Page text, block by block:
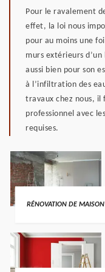
Pour le ravalement
effet, la loi nous
pour au moins une
murs extérieurs
aussi bien pour son
à l’infiltration des
travaux chez nous,
professionnel avec
requises.
RÉNOVATION DE